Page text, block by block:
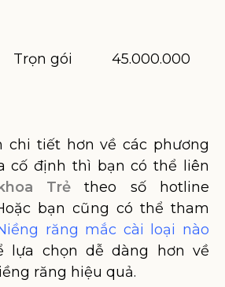
Trọn gói 45.000.000
chi tiết hơn về các phương
cố định thì bạn có thể liên
Trẻ theo số hotline
bạn cũng có thể tham
răng mắc cài loại nào
lựa chọn dễ dàng hơn về
răng hiệu quả.